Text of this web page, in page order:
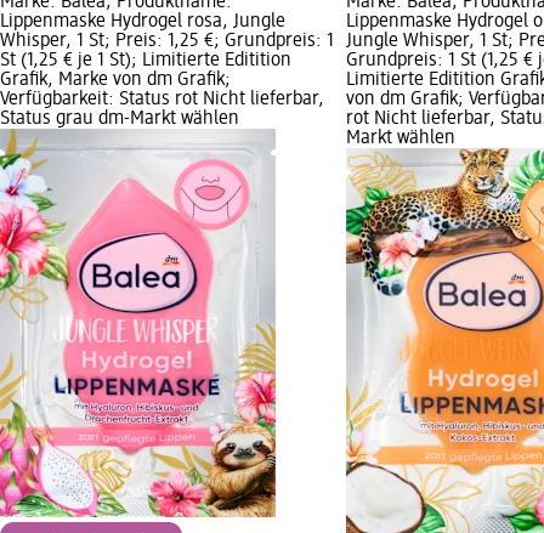
Lippenmaske Hydrogel rosa, Jungle
Whisper, 1 St; Preis: 1,25 €; Grundpreis: 1
St (1,25 € je 1 St); Limitierte Editition
Grafik, Marke von dm Grafik;
Verfügbarkeit: Status rot Nicht lieferbar,
Status grau dm-Markt wählen
Lippenmaske Hydrogel
Jungle Whisper, 1 St;
Grundpreis: 1 St (1,25 €
Limitierte Editition
von dm Grafik;
rot Nicht lieferbar,
Markt wählen